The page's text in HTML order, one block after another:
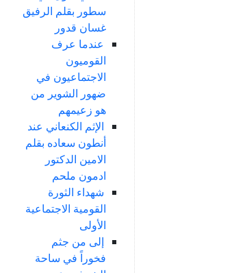
سطور بقلم الرفيق
غسان قدور
عندما عرف
القوميون
الاجتماعيون في
ضهور الشوير من
هو زعيمهم
الإثم الكنعاني عند
أنطون سعاده بقلم
الامين الدكتور
ادمون ملحم
شهداء الثورة
القومية الاجتماعية
الأولى
إلى من جثم
فخوراً في ساحة